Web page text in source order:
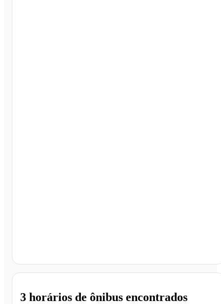
3 horários de ônibus encontrados